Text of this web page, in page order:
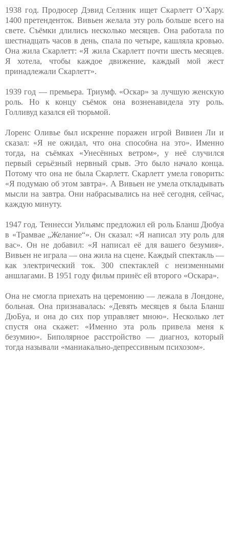
1938 год. Продюсер Дэвид Селзник ищет Скарлетт О’Хару.
1400 претенденток. Вивьен желала эту роль больше всего на
свете. Съёмки длились несколько месяцев. Она работала по
шестнадцать часов в день, спала по четыре, кашляла кровью.
Она жила Скарлетт: «Я жила Скарлетт почти шесть месяцев.
Я хотела, чтобы каждое движение, каждый мой жест
принадлежали Скарлетт».
1939 год — премьера. Триумф. «Оскар» за лучшую женскую
роль. Но к концу съёмок она возненавидела эту роль.
Голливуд казался ей тюрьмой.
Лоренс Оливье был искренне поражен игрой Вивиен Ли и
сказал: «Я не ожидал, что она способна на это». Именно
тогда, на съёмках «Унесённых ветром», у неё случился
первый серьёзный нервный срыв. Это было начало конца.
Потому что она не была Скарлетт. Скарлетт умела говорить:
«Я подумаю об этом завтра». А Вивьен не умела откладывать
мысли на завтра. Они набрасывались на неё сегодня, сейчас,
каждую минуту.
1947 год. Теннесси Уильямс предложил ей роль Бланш Дюбуа
в «Трамвае „Желание“». Он сказал: «Я написал эту роль для
вас». Он не добавил: «Я написал её для вашего безумия».
Вивьен не играла — она жила на сцене. Каждый спектакль —
как электрический ток. 300 спектаклей с неизменными
аншлагами. В 1951 году фильм принёс ей второго «Оскара».
Она не смогла приехать на церемонию — лежала в Лондоне,
больная. Она признавалась: «Девять месяцев я была Бланш
ДюБуа, и она до сих пор управляет мною». Несколько лет
спустя она скажет: «Именно эта роль привела меня к
безумию». Биполярное расстройство — диагноз, который
тогда называли «маниакально-депрессивным психозом».